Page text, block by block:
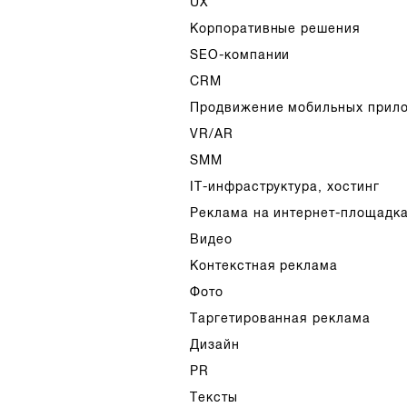
Корпоративные решения
SEO-компании
CRM
Продвижение мобильных
VR/AR
SMM
IT-инфраструктура, хостинг
Реклама на интернет-
Видео
Контекстная реклама
Фото
Таргетированная реклама
Дизайн
PR
Тексты